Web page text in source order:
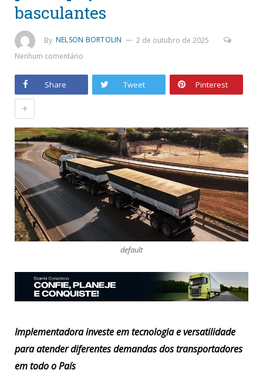
basculantes
By NELSON BORTOLIN
2 de outubro de 2025
Nenhum comentário
Share Tweet Pinterest
+
default
Implementadora investe em tecnologia e versatilidade
para atender diferentes demandas dos transportadores
em todo o País